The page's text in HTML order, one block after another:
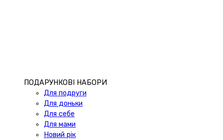
ПОДАРУНКОВІ НАБОРИ
Для подруги
Для доньки
Для себе
Для мами
Новий рік